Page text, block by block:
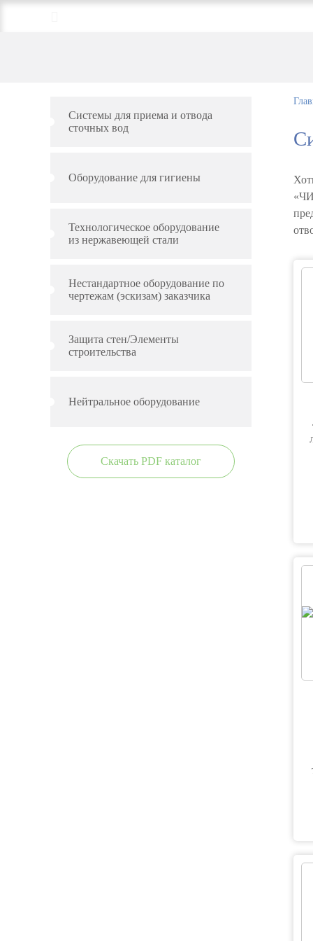
Системы для приема и отвода
сточных вод
Оборудование для гигиены
Технологическое оборудование
из нержавеющей стали
Нестандартное оборудование по
чертежам (эскизам) заказчика
Защита стен/Элементы
строительства
Нейтральное оборудование
Скачать PDF каталог